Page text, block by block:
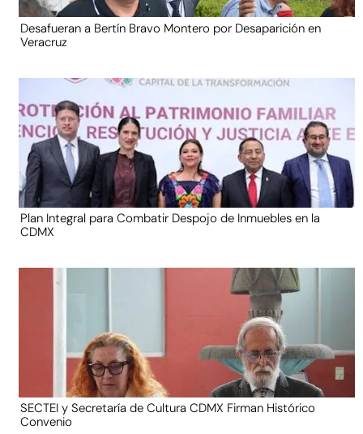
Desafueran a Bertín Bravo Montero por Desaparición en
Veracruz
Plan Integral para Combatir Despojo de Inmuebles en la
CDMX
SECTEI y Secretaría de Cultura CDMX Firman Histórico
Convenio